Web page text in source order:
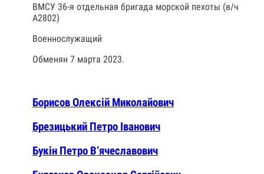
ВМСУ 36-я отдельная бригада морской пехоты (в/ч
А2802)
Военнослужащий
Обменян 7 марта 2023.
Борисов Олексій Миколайович
Брезицький Петро Іванович
Букін Петро В‘ячеславович